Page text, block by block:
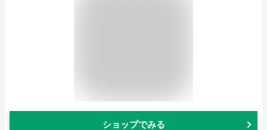
ショップでみる